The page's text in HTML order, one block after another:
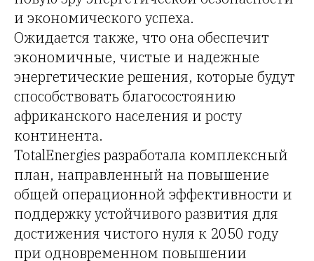
и экономического успеха.
Ожидается также, что она обеспечит
экономичные, чистые и надежные
энергетические решения, которые будут
способствовать благосостоянию
африканского населения и росту
континента.
TotalEnergies разработала комплексный
план, направленный на повышение
общей операционной эффективности и
поддержку устойчивого развития для
достижения чистого нуля к 2050 году
при одновременном повышении